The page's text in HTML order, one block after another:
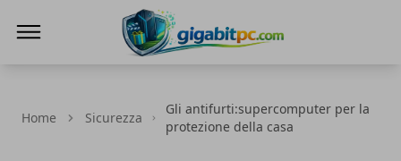
Home Sicurezza
Gli antifurti:supercomputer per la
protezione della casa